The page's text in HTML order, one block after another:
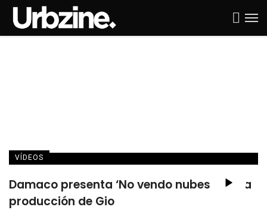
VÍDEOS
Damaco presenta ‘No vendo nubes’ con la
producción de Gio